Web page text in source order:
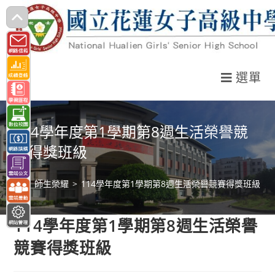
跳
轉
至
主
要
內
容
選單
114學年度第1學期第8週生活榮譽競
賽得獎班級
> 師生榮耀 > 114學年度第1學期第8週生活榮譽競賽得獎班級
114學年度第1學期第8週生活榮譽
競賽得獎班級